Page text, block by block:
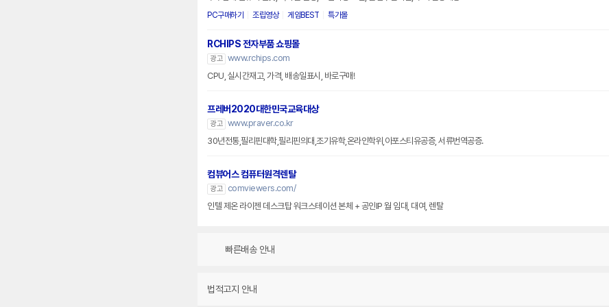
PC구매하기 조립영상 게임BEST 특가몰
RCHIPS 전자부품 쇼핑몰
광고 www.rchips.com
CPU, 실시간재고, 가격, 배송일표시, 바로구매!
프레버2020대한민국교육대상
광고 www.praver.co.kr
30년전통,필리핀대학,필리핀의대,조기유학,온라인학위,아포스티유공증, 서류번역공증.
컴뷰어스 컴퓨터원격렌탈
광고
comviewers.com/
인텔 제온 라이젠 데스크탑 워크스테이션 본체 + 공인IP 월 임대, 대여, 렌탈
빠른배송 안내
법적고지 안내